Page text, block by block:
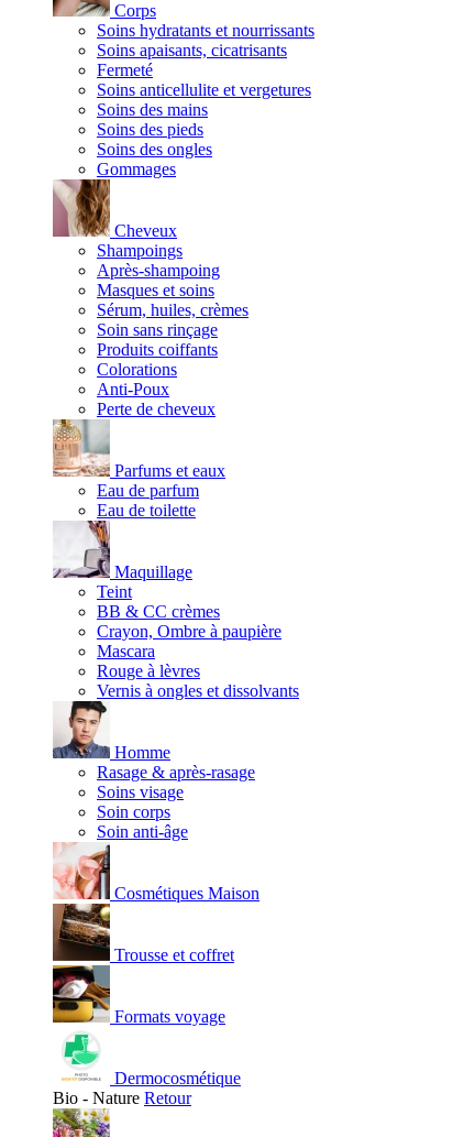
Corps
Soins hydratants et nourrissants
Soins apaisants, cicatrisants
Fermeté
Soins anticellulite et vergetures
Soins des mains
Soins des pieds
Soins des ongles
Gommages
Cheveux
Shampoings
Après-shampoing
Masques et soins
Sérum, huiles, crèmes
Soin sans rinçage
Produits coiffants
Colorations
Anti-Poux
Perte de cheveux
Parfums et eaux
Eau de parfum
Eau de toilette
Maquillage
Teint
BB & CC crèmes
Crayon, Ombre à paupière
Mascara
Rouge à lèvres
Vernis à ongles et dissolvants
Homme
Rasage & après-rasage
Soins visage
Soin corps
Soin anti-âge
Cosmétiques Maison
Trousse et coffret
Formats voyage
Dermocosmétique
Bio - Nature Retour